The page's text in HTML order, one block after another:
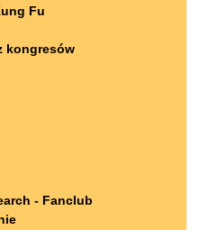
Fu
kongresów
- Fanclub